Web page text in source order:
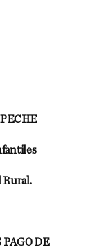
Rural.
DE